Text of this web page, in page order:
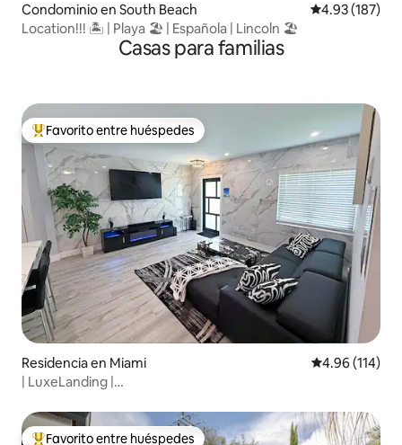
Condominio en South Beach Calificación
4.93 (187)
Location!!! 🏝 | Playa 🏖 | Española | Lincoln 🏖
Casas para familias
De los mejores en Favorito entre huéspedes
Favorito entre huéspedes
Residencia en Miami Calificación
4.96 (114)
| LuxeLanding |
Favorito entre huéspedes